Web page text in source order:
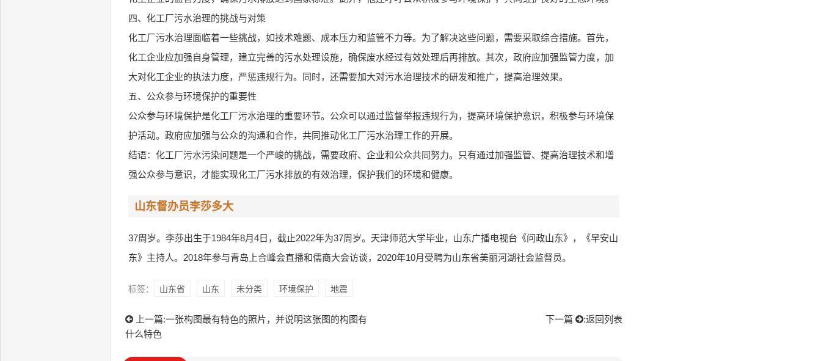
四、化工厂污水治理的挑战与对策
化工厂污水治理面临着一些挑战，如技术难题、成本压力和监管不力等。为了解决这些问题，需要采取综合措施。首先，
化工企业应加强自身管理，建立完善的污水处理设施，确保废水经过有效处理后再排放。其次，政府应加强监管力度，加
大对化工企业的执法力度，严惩违规行为。同时，还需要加大对污水治理技术的研发和推广，提高治理效果。
五、公众参与环境保护的重要性
公众参与环境保护是化工厂污水治理的重要环节。公众可以通过监督举报违规行为，提高环境保护意识，积极参与环境保
护活动。政府应加强与公众的沟通和合作，共同推动化工厂污水治理工作的开展。
结语：化工厂污水污染问题是一个严峻的挑战，需要政府、企业和公众共同努力。只有通过加强监管、提高治理技术和增
强公众参与意识，才能实现化工厂污水排放的有效治理，保护我们的环境和健康。
山东督办员李莎多大
37周岁。李莎出生于1984年8月4日，截止2022年为37周岁。天津师范大学毕业，山东广播电视台《问政山东》，《早安山
东》主持人。2018年参与青岛上合峰会直播和儒商大会访谈，2020年10月受聘为山东省美丽河湖社会监督员。
标签： 山东省 山东 未分类 环境保护 地震
上一篇:一张构图最有特色的照片，并说明这张图的构图有
什么特色
下一篇 :返回列表